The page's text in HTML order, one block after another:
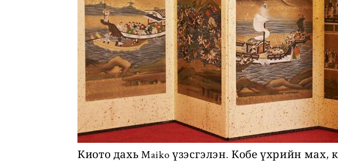
Киото дахь Maiko үзэсгэлэн. Кобе үхрийн